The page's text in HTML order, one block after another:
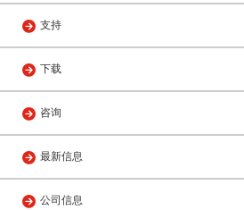
支持
下载
咨询
最新信息
公司信息